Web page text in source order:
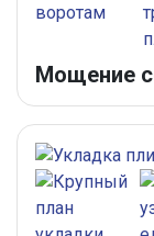
Мощение